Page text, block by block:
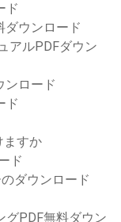
ド
ダウンロード
アルPDFダウン
ンロード
ド
ますか
ド
ダウンロード
グPDF無料ダウン